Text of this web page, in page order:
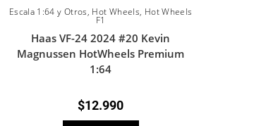
Escala 1:64 y Otros, Hot Wheels, Hot Wheels
F1
Haas VF-24 2024 #20 Kevin
Magnussen HotWheels Premium
1:64
$12.990